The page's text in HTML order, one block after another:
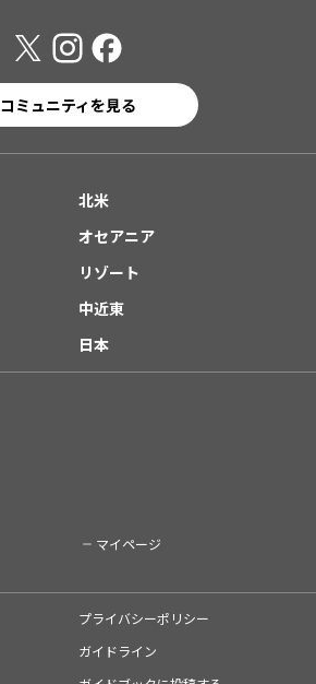
コミュニティを見る
北米
オセアニア
リゾート
中近東
日本
マイページ
プライバシーポリシー
ガイドライン